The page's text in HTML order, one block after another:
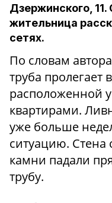
Дзержинского,
жительница
сетях.
По словам
труба пролегает
расположенной
квартирами.
уже больше
ситуацию. Стена
камни падали
трубу.